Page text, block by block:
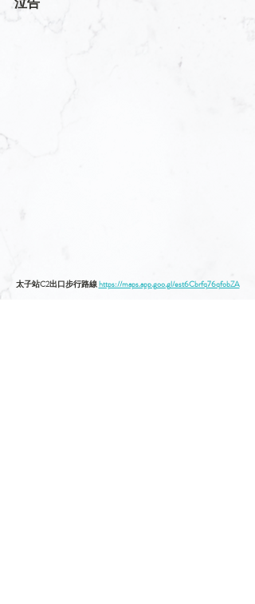
太子站C2出口步行路線 https://maps.app.goo.gl/est6Cbrfq76qfobZA